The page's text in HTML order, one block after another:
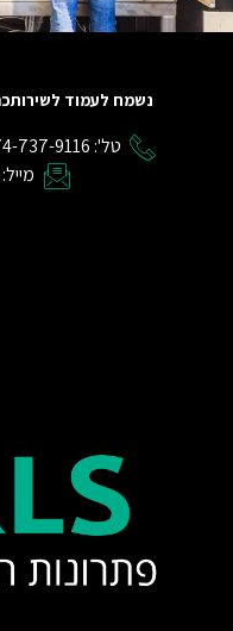
נשמח לעמוד
טל': 074-737-9116
מייל: kfir@klselec.com